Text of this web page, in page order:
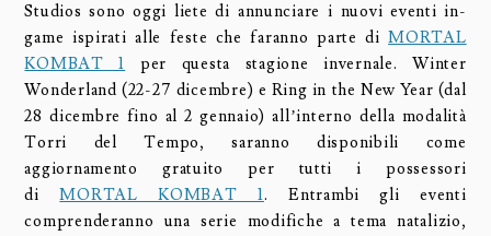
Studios sono oggi liete di annunciare i nuovi eventi in-
game ispirati alle feste che faranno parte diMORTAL
KOMBAT 1 per questa stagione invernale. Winter
Wonderland (22-27 dicembre) e Ring in the New Year (dal
28 dicembre fino al 2 gennaio) all’interno della modalità
Torri del Tempo, saranno disponibili come
aggiornamento gratuito per tutti i possessori
diMORTAL KOMBAT 1. Entrambi gli eventi
comprenderanno una serie modifiche a tema natalizio,